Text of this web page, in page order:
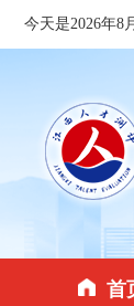
今天是2026年8
首